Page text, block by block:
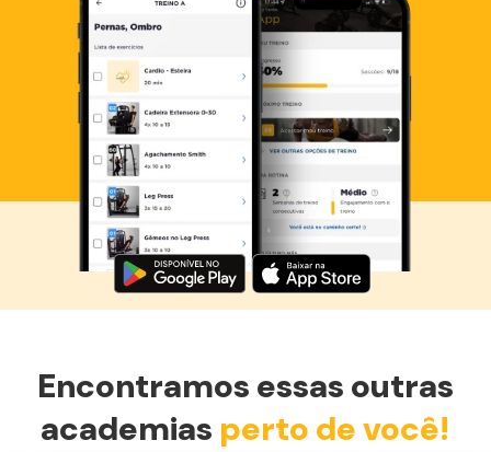
Baixe agora o Smart Fit App
Encontramos essas outras
academias perto de você!